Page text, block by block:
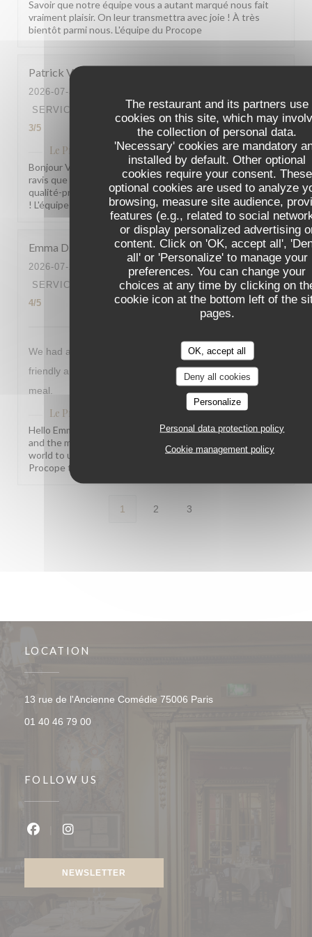
The restaurant and its partners use
cookies on this site, which may
the collection of personal data.
'Necessary' cookies are mandatory
installed by default. Other optional
cookies require your consent. These
optional cookies are used to analyze
browsing, measure site audience,
features (e.g., related to social
or display personalized advertising
content. Click on 'OK, accept all',
all' or 'Personalize' to manage your
preferences. You can change your
choices at any time by clicking on
cookie icon at the bottom left of the
pages.
OK, accept all
Deny all cookies
Personalize
Personal data protection policy
Cookie management policy
Savoir que notre équipe vous a autant marqué nous fait
vraiment plaisir. On leur transmettra avec joie ! À très
bientôt parmi nous. L'équipe du Procope
Patrick V
2026-07-31
SERVICE
AMBIANCE: 4/5 FOOD: 5 /5 VALUE:
3/5
Le Procope has replied to this review
Bonjour Veron, Merci pour ce beau retour ! Nous sommes
ravis que la cuisine vous ait autant plu. Pour le rapport
qualité-prix, votre remarque est bien notée. À très bientôt
! L'équipe du Procope
Emma D
2026-07-29
- 18:30 - GUESTS 2
SERVICE
AMBIANCE: 4 /5 FOOD: 4/5 VALUE:
4/5
We had a lovely meal at Le Procope everyone was very
friendly and helpful. We liked the menu and enjoyed our
meal.
Le Procope has replied to this review
Hello Emma, What a joy to read this! Knowing our team
and the menu left such a warm impression truly means the
world to us. We hope to welcome you back soon! The Le
Procope team
1 2 3
LOCATION
13 rue de l'Ancienne Comédie 75006 Paris((opens in a new
01 40 46 79 00
FOLLOW US
NEWSLETTER